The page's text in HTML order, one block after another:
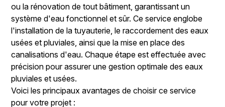
ou la rénovation de tout bâtiment, garantissant un
système d'eau fonctionnel et sûr. Ce service englobe
l'installation de la tuyauterie, le raccordement des eaux
usées et pluviales, ainsi que la mise en place des
canalisations d'eau. Chaque étape est effectuée avec
précision pour assurer une gestion optimale des eaux
pluviales et usées.
Voici les principaux avantages de choisir ce service
pour votre projet :